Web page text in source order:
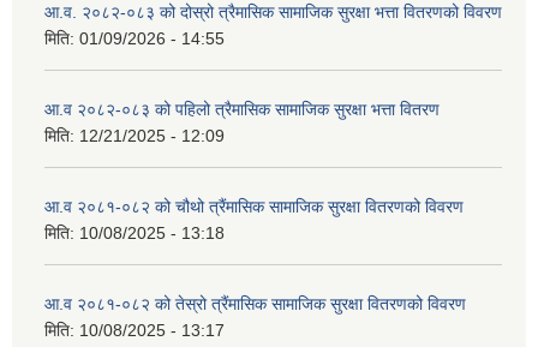
आ.व. २०८२-०८३ को दोस्रो त्रैमासिक सामाजिक सुरक्षा भत्ता वितरणको विवरण
मिति: 01/09/2026 - 14:55
आ.व २०८२-०८३ को पहिलो त्रैमासिक सामाजिक सुरक्षा भत्ता वितरण
मिति: 12/21/2025 - 12:09
आ.व २०८१-०८२ को चौथो त्रैंमासिक सामाजिक सुरक्षा वितरणको विवरण
मिति: 10/08/2025 - 13:18
आ.व २०८१-०८२ को तेस्रो त्रैंमासिक सामाजिक सुरक्षा वितरणको विवरण
मिति: 10/08/2025 - 13:17